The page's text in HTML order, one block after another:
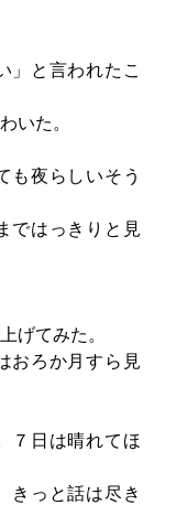
」と言われたこ
いた。
も夜らしいそう
ではっきりと見
げてみた。
おろか月すら見
７日は晴れてほ
きっと話は尽き